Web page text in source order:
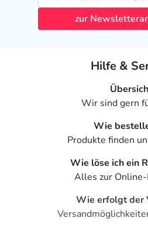
zur
Hilfe &
Wir sind gern
Wie
Produkte finden
Wie löse ich ein
Alles zur
Wie erfolgt der